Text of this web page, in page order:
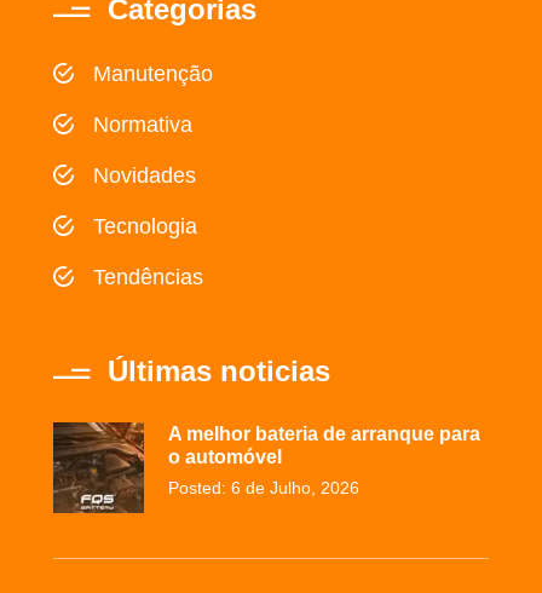
Categorias
Manutenção
Normativa
Novidades
Tecnologia
Tendências
Últimas noticias
A melhor bateria de arranque para
o automóvel
Posted: 6 de Julho, 2026